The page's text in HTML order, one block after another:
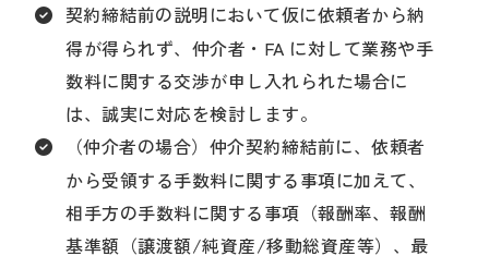
契約締結前の説明において仮に依頼者から納
得が得られず、仲介者・FA に対して業務や手
数料に関する交渉が申し入れられた場合に
は、誠実に対応を検討します。
（仲介者の場合）仲介契約締結前に、依頼者
から受領する手数料に関する事項に加えて、
相手方の手数料に関する事項（報酬率、報酬
基準額（譲渡額/純資産/移動総資産等）、最